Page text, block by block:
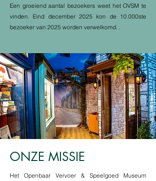
Een groeiend aantal bezoekers weet het OVSM te
vinden. Eind december 2025 kon de 10.000ste
bezoeker van 2025 worden verwelkomd. .
ONZE MISSIE
Het Openbaar Vervoer & Speelgoed Museum